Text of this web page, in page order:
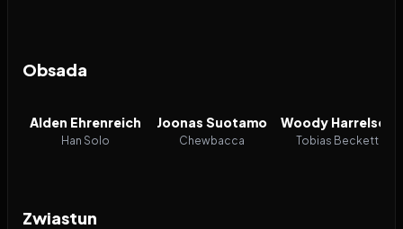
Obsada
Alden Ehrenreich
Han Solo
Joonas Suotamo
Chewbacca
Woody Harrelson
Tobias Beckett
Zwiastun